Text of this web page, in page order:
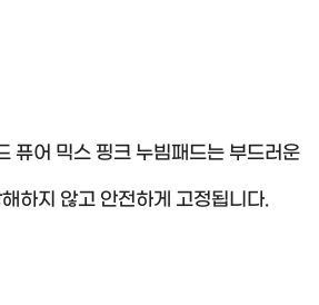
퓨어 믹스 핑크 누빔패드는 부드러운
하지 않고 안전하게 고정됩니다.